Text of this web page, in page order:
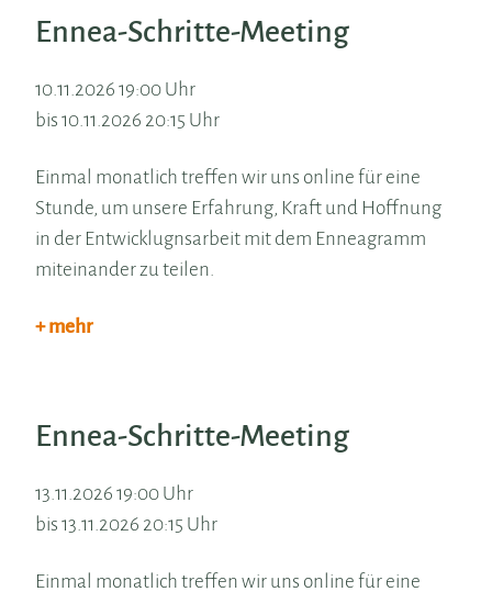
Ennea-Schritte-Meeting
10.11.2026 19:00 Uhr
bis 10.11.2026 20:15 Uhr
Einmal monatlich treffen wir uns online für eine
Stunde, um unsere Erfahrung, Kraft und Hoffnung
in der Entwicklugnsarbeit mit dem Enneagramm
miteinander zu teilen.
+ mehr
Ennea-Schritte-Meeting
13.11.2026 19:00 Uhr
bis 13.11.2026 20:15 Uhr
Einmal monatlich treffen wir uns online für eine